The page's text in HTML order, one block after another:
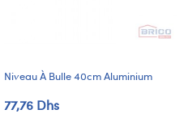
Niveau À Bulle 40cm Aluminium
77,76 Dhs